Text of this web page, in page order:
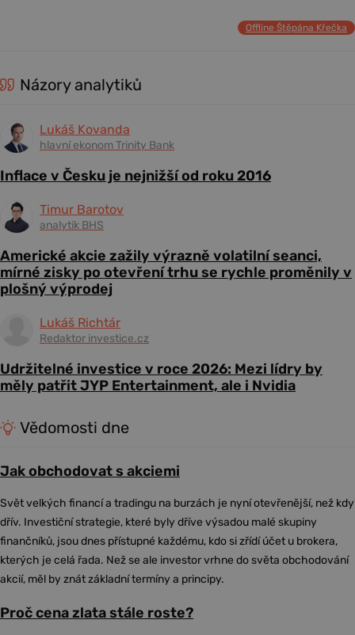
Offline Štěpána Křečka
Názory analytiků
Lukáš Kovanda
hlavní ekonom Trinity Bank
Inflace v Česku je nejnižší od roku 2016
Timur Barotov
analytik BHS
Americké akcie zažily výrazně volatilní seanci,
mírné zisky po otevření trhu se rychle proměnily v
plošný výprodej
Lukáš Richtár
Redaktor investice.cz
Udržitelné investice v roce 2026: Mezi lídry by
měly patřit JYP Entertainment, ale i Nvidia
Vědomosti dne
Jak obchodovat s akciemi
Svět velkých financí a tradingu na burzách je nyní otevřenější, než kdy
dřív. Investiční strategie, které byly dříve výsadou malé skupiny
finančníků, jsou dnes přístupné každému, kdo si zřídí účet u brokera,
kterých je celá řada. Než se ale investor vrhne do světa obchodování
akcií, měl by znát základní termíny a principy.
Proč cena zlata stále roste?